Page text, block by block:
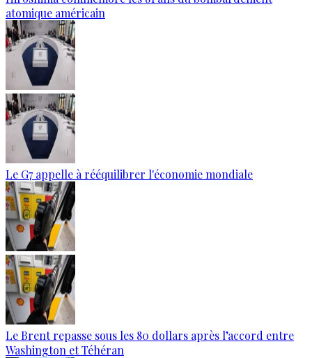
atomique américain
Le G7 appelle à rééquilibrer l'économie mondiale
Le Brent repasse sous les 80 dollars après l’accord entre
Washington et Téhéran